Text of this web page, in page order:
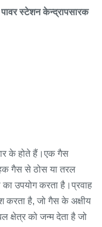
स्टेशन केन्द्रापसारक
के होते हैं।एक गैस
गैस से ठोस या तरल
उपयोग करता है।प्रवाह
करता है, जो गैस के अक्षीय
क्षेत्र को जन्म देता है जो